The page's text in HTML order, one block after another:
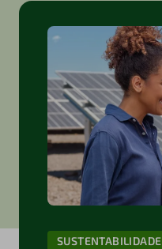
SUSTENTABILIDADE